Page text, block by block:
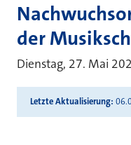
der
Dienstag, 27. Mai
Letzte Aktualisierung